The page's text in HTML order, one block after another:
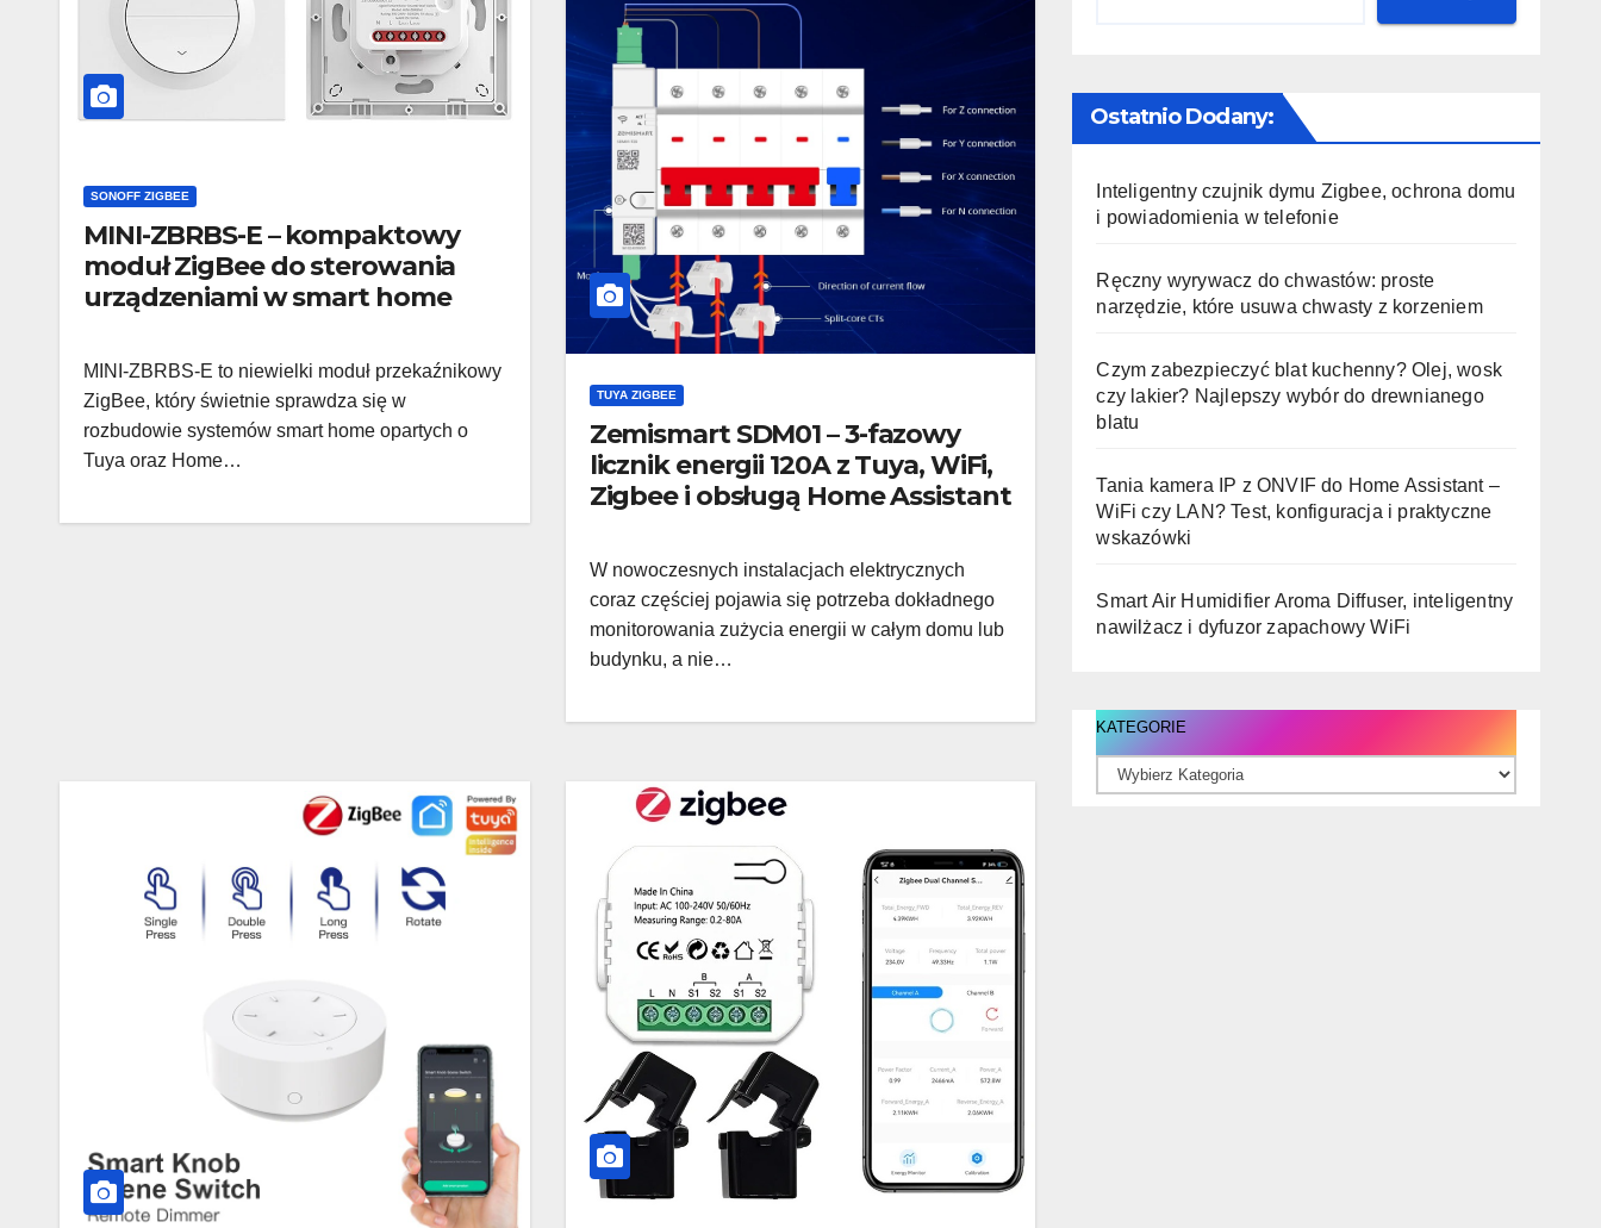
SONOFF ZIGBEE
MINI-ZBRBS-E – kompaktowy
moduł ZigBee do sterowania
urządzeniami w smart home
MINI-ZBRBS-E to niewielki moduł przekaźnikowy
ZigBee, który świetnie sprawdza się w
rozbudowie systemów smart home opartych o
Tuya oraz Home…
TUYA ZIGBEE
Zemismart SDM01 – 3-fazowy
licznik energii 120A z Tuya, WiFi,
Zigbee i obsługą Home Assistant
W nowoczesnych instalacjach elektrycznych
coraz częściej pojawia się potrzeba dokładnego
monitorowania zużycia energii w całym domu lub
budynku, a nie…
Ostatnio Dodany:
Inteligentny czujnik dymu Zigbee, ochrona domu
i powiadomienia w telefonie
Ręczny wyrywacz do chwastów: proste
narzędzie, które usuwa chwasty z korzeniem
Czym zabezpieczyć blat kuchenny? Olej, wosk
czy lakier? Najlepszy wybór do drewnianego
blatu
Tania kamera IP z ONVIF do Home Assistant –
WiFi czy LAN? Test, konfiguracja i praktyczne
wskazówki
Smart Air Humidifier Aroma Diffuser, inteligentny
nawilżacz i dyfuzor zapachowy WiFi
KATEGORIE